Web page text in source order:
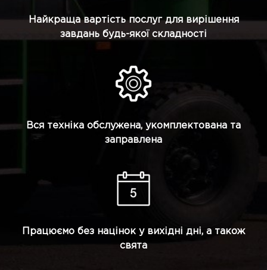
Найкраща вартість послуг для вирішення
завдань будь-якої складності
Вся техніка обслужена, укомплектована та
заправлена
Працюємо без націнок у вихідні дні, а також
свята